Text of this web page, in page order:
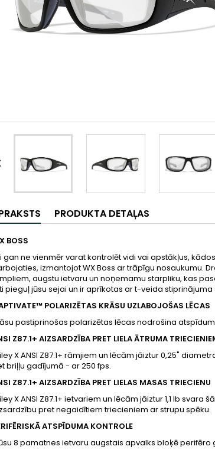
PRODUKTA DETAĻAS
BOSS
gan ne vienmēr varat kontrolēt vidi vai apstākļus,
izmantojot WX Boss ar trāpīgu nosaukumu.
augstu ietvaru un noņemamu starpliku, kas
pieguļ jūsu sejai un ir aprīkotas ar t-veida
POLARIZĒTAS KRĀSU UZLABOJOŠAS LĒCAS
pastiprinošas polarizētas lēcas nodrošina
Z87.1+ AIZSARDZĪBA PRET LIELA ĀTRUMA
X ANSI Z87.1+ rāmjiem un lēcām jāiztur 0,25"
briļļu gadījumā - ar 250 fps.
Z87.1+ AIZSARDZĪBA PRET LIELAS MASAS TRIECIENU
X ANSI Z87.1+ ietvariem un lēcām jāiztur 1,1 lb
pret negaidītiem triecieniem ar strupu spēku.
ATSPĪDUMA KONTROLE
8 pamatnes ietvaru augstais apvalks bloķē perifēro